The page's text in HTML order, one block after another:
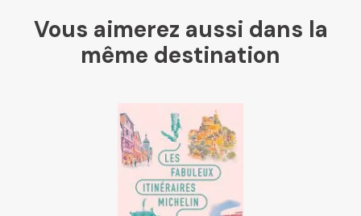
Vous aimerez aussi dans la
même destination